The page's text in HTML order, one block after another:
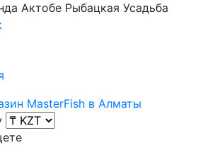
Актобе Рыбацкая Усадьба
MasterFish в Алматы